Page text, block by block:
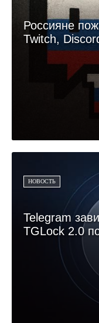
Россияне
Twitch,
НОВОСТЬ
Telegram
TGLock 2.0